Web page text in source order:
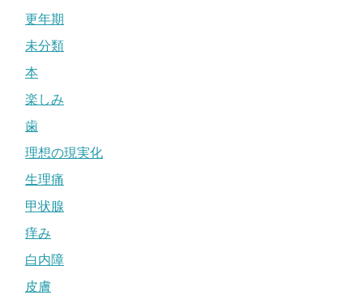
更年期
未分類
本
楽しみ
歯
理想の現実化
生理痛
甲状腺
痒み
白内障
皮膚